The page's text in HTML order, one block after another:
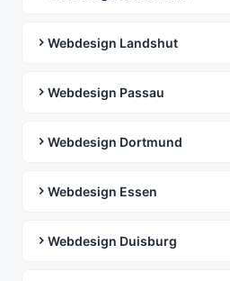
Webdesign Landshut
Webdesign Passau
Webdesign Dortmund
Webdesign Essen
Webdesign Duisburg